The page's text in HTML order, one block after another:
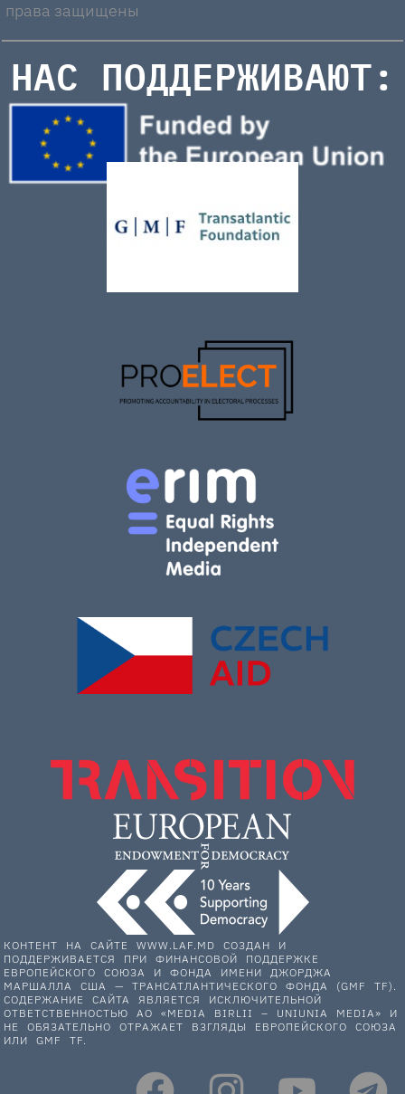
права защищены
НАС ПОДДЕРЖИВАЮТ:
КОНТЕНТ НА САЙТЕ WWW.LAF.MD СОЗДАН И
ПОДДЕРЖИВАЕТСЯ ПРИ ФИНАНСОВОЙ ПОДДЕРЖКЕ
ЕВРОПЕЙСКОГО СОЮЗА И ФОНДА ИМЕНИ ДЖОРДЖА
МАРШАЛЛА США — ТРАНСАТЛАНТИЧЕСКОГО ФОНДА (GMF TF).
СОДЕРЖАНИЕ САЙТА ЯВЛЯЕТСЯ ИСКЛЮЧИТЕЛЬНОЙ
ОТВЕТСТВЕННОСТЬЮ АО «MEDIA BIRLII – UNIUNIA MEDIA» И
НЕ ОБЯЗАТЕЛЬНО ОТРАЖАЕТ ВЗГЛЯДЫ ЕВРОПЕЙСКОГО СОЮЗА
ИЛИ GMF TF.